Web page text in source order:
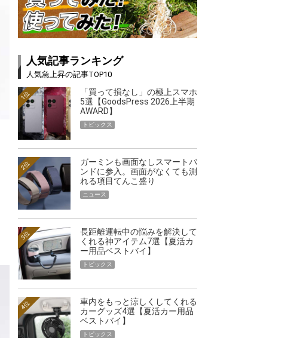
人気記事ランキング
人気急上昇の記事TOP10
「買って損なし」の極上スマホ
5選【GoodsPress 2026上半期
AWARD】
1位
トピックス
ガーミンも画面なしスマートバ
ンドに参入。画面がなくても測
れる項目てんこ盛り
2位
ニュース
長距離運転中の悩みを解決して
くれる神アイテム7選【夏活カ
ー用品ベストバイ】
3位
トピックス
車内をもっと涼しくしてくれる
カーグッズ4選【夏活カー用品
ベストバイ】
4位
トピックス